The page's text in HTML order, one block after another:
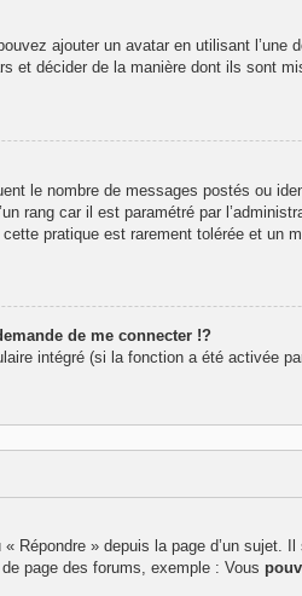
ajouter un avatar en utilisant
et décider de la manière dont ils sont
le nombre de messages postés ou
rang car il est paramétré par
pratique est rarement tolérée et un
de me connecter !?
intégré (si la fonction a été activée
Répondre » depuis la page d’un sujet.
page des forums, exemple : Vous